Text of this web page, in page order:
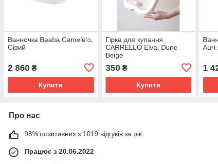
Ванночка Beaba Camele'o,
Сірий
2 860 ₴
Купити
Гірка для купання
CARRELLO Elva, Dune
Beige
350₴
Купити
Auri
1
Про нас
98% позитивних з 1019 відгуків за рік
Працює з 20.06.2022